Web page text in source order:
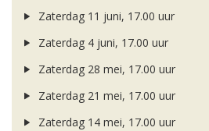
Zaterdag 11 juni, 17.00 uur
Zaterdag 4 juni, 17.00 uur
Zaterdag 28 mei, 17.00 uur
Zaterdag 21 mei, 17.00 uur
Zaterdag 14 mei, 17.00 uur